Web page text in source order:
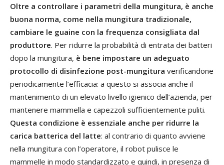
Oltre a controllare i parametri della mungitura, è anche
buona norma, come nella mungitura tradizionale,
cambiare le guaine con la frequenza consigliata dal
produttore. Per ridurre la probabilità di entrata dei batteri
dopo la mungitura, è bene impostare un adeguato
protocollo di disinfezione post-mungitura verificandone
periodicamente l’efficacia: a questo si associa anche il
mantenimento di un elevato livello igienico dell’azienda, per
mantenere mammella e capezzoli sufficientemente puliti.
Questa condizione è essenziale anche per ridurre la
carica batterica del latte: al contrario di quanto avviene
nella mungitura con l’operatore, il robot pulisce le
mammelle in modo standardizzato e quindi, in presenza di